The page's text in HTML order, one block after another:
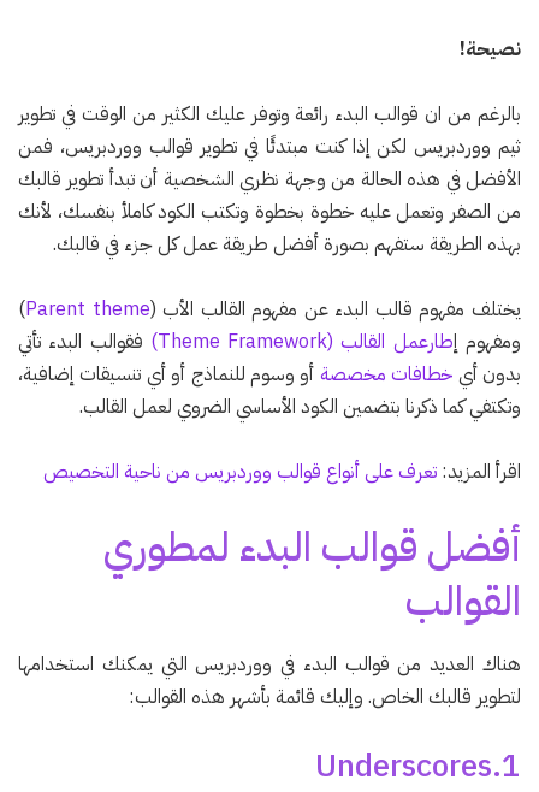
نصيحة!
بالرغم من ان قوالب البدء رائعة وتوفر عليك الكثير من الوقت في تطوير
ثيم ووردبريس لكن إذا كنت مبتدئًا في تطوير قوالب ووردبريس، فمن
الأفضل في هذه الحالة من وجهة نظري الشخصية أن تبدأ تطوير قالبك
من الصفر وتعمل عليه خطوة بخطوة وتكتب الكود كاملأ بنفسك، لأنك
بهذه الطريقة ستفهم بصورة أفضل طريقة عمل كل جزء في قالبك.
يختلف مفهوم قالب البدء عن مفهوم القالب الأب (Parent theme
)
ومفهوم إطارعمل القالب (Theme Framework)
فقوالب البدء تأتي
بدون أي خطافات مخصصة أو وسوم للنماذج أو أي تنسيقات إضافية،
وتكتفي كما ذكرنا بتضمين الكود الأساسي الضروي لعمل القالب.
اقرأ المزيد: تعرف على أنواع قوالب ووردبريس من ناحية التخصيص
أفضل قوالب البدء لمطوري
القوالب
هناك العديد من قوالب البدء في ووردبريس التي يمكنك استخدامها
لتطوير قالبك الخاص. وإليك قائمة بأشهر هذه القوالب:
1.Underscores